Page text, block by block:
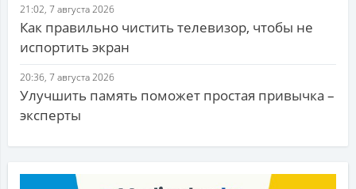
21:02, 7 августа 2026
Как правильно чистить телевизор, чтобы не
испортить экран
20:36, 7 августа 2026
Улучшить память поможет простая привычка –
эксперты